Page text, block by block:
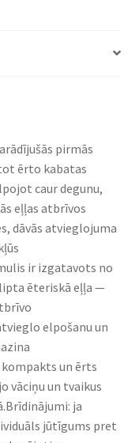
pirmās
ērto kabatas
caur degunu,
eļļas atbrīvos
dāvās atvieglojuma
ir izgatavots no
ēteriskā eļļa —
elpošanu un
un ērts
vāciņu un tvaikus
ja
jūtīgums pret